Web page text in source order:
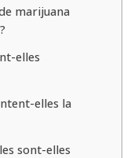
marijuana
elles
elles la
sont-elles